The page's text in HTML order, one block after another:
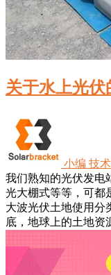
关于水上光伏
小编 技术
我们熟知的光伏发电
光大棚式等等，可都
大波光伏土地使用分
底，地球上的土地资